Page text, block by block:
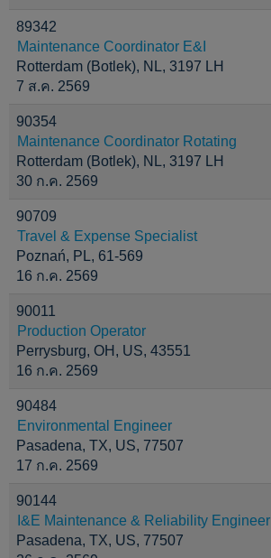
89342
Maintenance Coordinator E&I
Rotterdam (Botlek), NL, 3197 LH
7 ส.ค. 2569
90354
Maintenance Coordinator Rotating
Rotterdam (Botlek), NL, 3197 LH
30 ก.ค. 2569
90709
Travel & Expense Specialist
Poznań, PL, 61-569
16 ก.ค. 2569
90011
Production Operator
Perrysburg, OH, US, 43551
16 ก.ค. 2569
90484
Environmental Engineer
Pasadena, TX, US, 77507
17 ก.ค. 2569
90144
I&E Maintenance & Reliability Engineer
Pasadena, TX, US, 77507